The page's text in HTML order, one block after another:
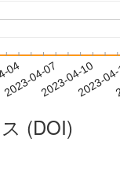
04
2023-04-072023-04-10
2023-
(DOI)